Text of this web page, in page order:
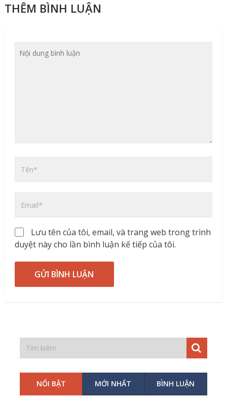
THÊM BÌNH LUẬN
Lưu tên của tôi, email, và trang web trong trình
duyệt này cho lần bình luận kế tiếp của tôi.
NỔI BẬT MỚI NHẤT BÌNH LUẬN